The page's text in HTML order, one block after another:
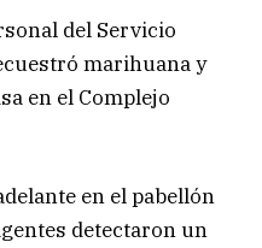
del Servicio
marihuana y
en el Complejo
en el pabellón
detectaron un